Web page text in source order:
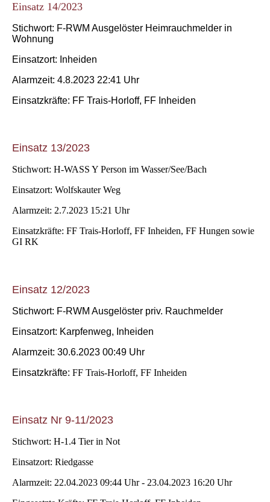
Einsatz 14/2023
Stichwort: F-RWM Ausgelöster Heimrauchmelder in
Wohnung
Einsatzort: Inheiden
Alarmzeit: 4.8.2023 22:41 Uhr
Einsatzkräfte: FF Trais-Horloff, FF Inheiden
Einsatz 13/2023
Stichwort: H-WASS Y Person im Wasser/See/Bach
Einsatzort: Wolfskauter Weg
Alarmzeit: 2.7.2023 15:21 Uhr
Einsatzkräfte: FF Trais-Horloff, FF Inheiden, FF Hungen sowie
GI RK
Einsatz 12/2023
Stichwort: F-RWM Ausgelöster priv. Rauchmelder
Einsatzort: Karpfenweg, Inheiden
Alarmzeit: 30.6.2023 00:49 Uhr
Einsatzkräfte: FF Trais-Horloff, FF Inheiden
Einsatz Nr 9-11/2023
Stichwort: H-1.4 Tier in Not
Einsatzort: Riedgasse
Alarmzeit: 22.04.2023 09:44 Uhr - 23.04.2023 16:20 Uhr